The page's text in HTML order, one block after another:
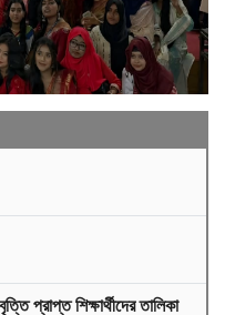
প্রাপ্ত শিক্ষার্থীদের তালিকা